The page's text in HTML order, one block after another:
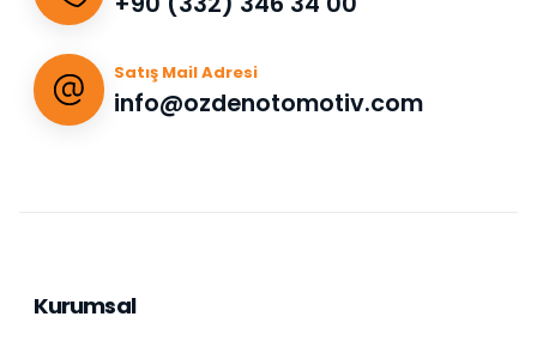
Satış Mail Adresi
info@ozdenotomotiv.com
Kurumsal